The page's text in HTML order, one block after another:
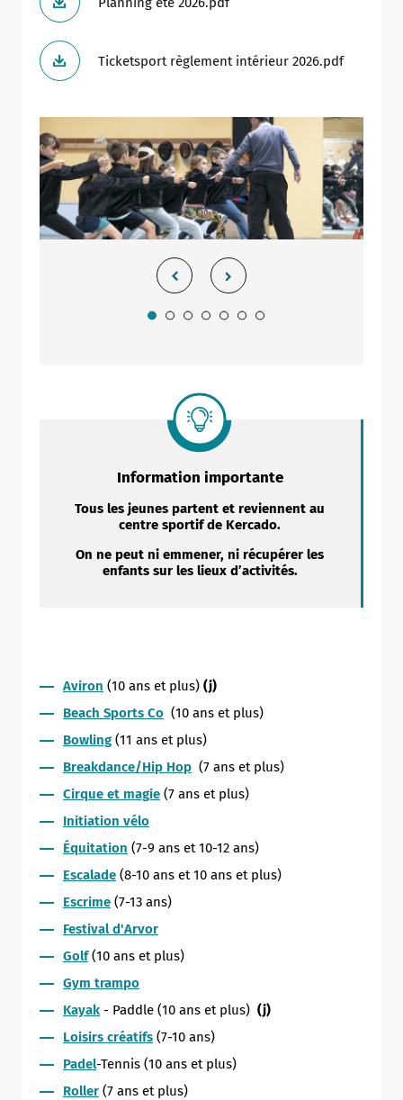
Ticketsport règlement intérieur 2026.pdf
Information importante
Tous les jeunes partent et reviennent au
centre sportif de Kercado.
On ne peut ni emmener, ni récupérer les
enfants sur les lieux d’activités.
Aviron (10 ans et plus) (j)
Beach Sports Co (10 ans et plus)
Bowling (11 ans et plus)
Breakdance/Hip Hop (7 ans et plus)
Cirque et magie (7 ans et plus)
Initiation vélo
Équitation (7-9 ans et 10-12 ans)
Escalade (8-10 ans et 10 ans et plus)
Escrime (7-13 ans)
Festival d'Arvor
Golf(10 ans et plus)
Gym trampo
Kayak - Paddle (10 ans et plus) (j)
Loisirs créatifs (7-10 ans)
Padel-Tennis (10 ans et plus)
Roller (7 ans et plus)